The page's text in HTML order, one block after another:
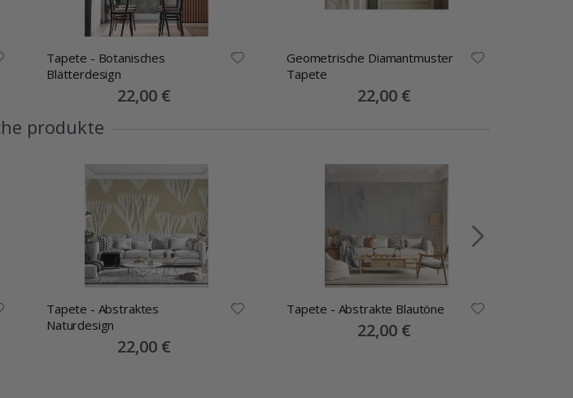
Tapete - Botanisches
Blätterdesign
Special
Price
22,00 €
Geometrische Diamantmuster
Tapete
Special
Price
22,00 €
produkte
Tapete - Abstraktes
Naturdesign
Special
Price
22,00 €
Tapete - Abstrakte Blautöne
Special
Price
22,00 €